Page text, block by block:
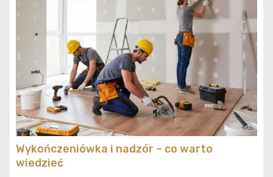
Wykończeniówka i nadzór – co warto
wiedzieć